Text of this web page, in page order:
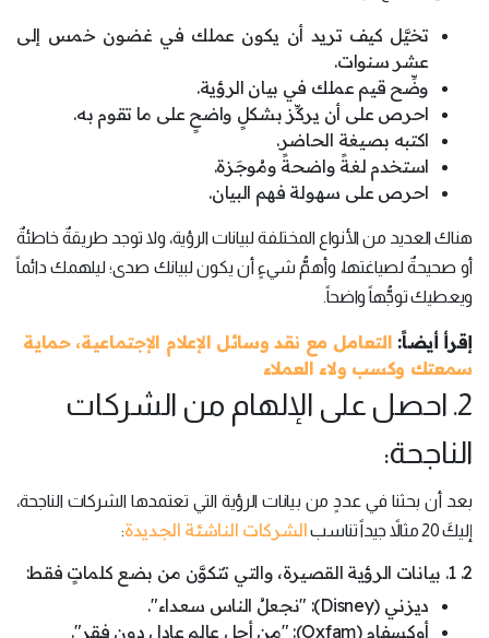
تخيَّل كيف تريد أن يكون عملك في غضون خمس إلى
عشر سنوات.
وضِّح قيم عملك في بيان الرؤية.
احرص على أن يركِّز بشكلٍ واضحٍ على ما تقوم به.
اكتبه بصيغة الحاضر.
استخدم لغةً واضحةً ومُوجَزة.
احرص على سهولة فهم البيان.
هناك العديد من الأنواع المختلفة لبيانات الرؤية، ولا توجد طريقةٌ خاطئةٌ
أو صحيحةٌ لصياغتها، وأهمُّ شيءٍ أن يكون لبيانك صدى؛ ليلهمك دائماً
ويعطيك توجُّهاً واضحاً.
إقرأ أيضاً: التعامل مع نقد وسائل الإعلام الإجتماعية، حماية
سمعتك وكسب ولاء العملاء
2. احصل على الإلهام من الشركات
الناجحة:
بعد أن بحثنا في عددٍ من بيانات الرؤية التي تعتمدها الشركات الناجحة،
إليكَ 20 مثالاً جيداً تناسب
الشركات الناشئة الجديدة:
2. 1. بيانات الرؤية القصيرة، والتي تتكوَّن من بضع كلماتٍ فقط:
ديزني (Disney): "نجعلُ الناس سعداء".
أوكسفام (Oxfam): "من أجل عالمٍ عادلٍ دون فقر".